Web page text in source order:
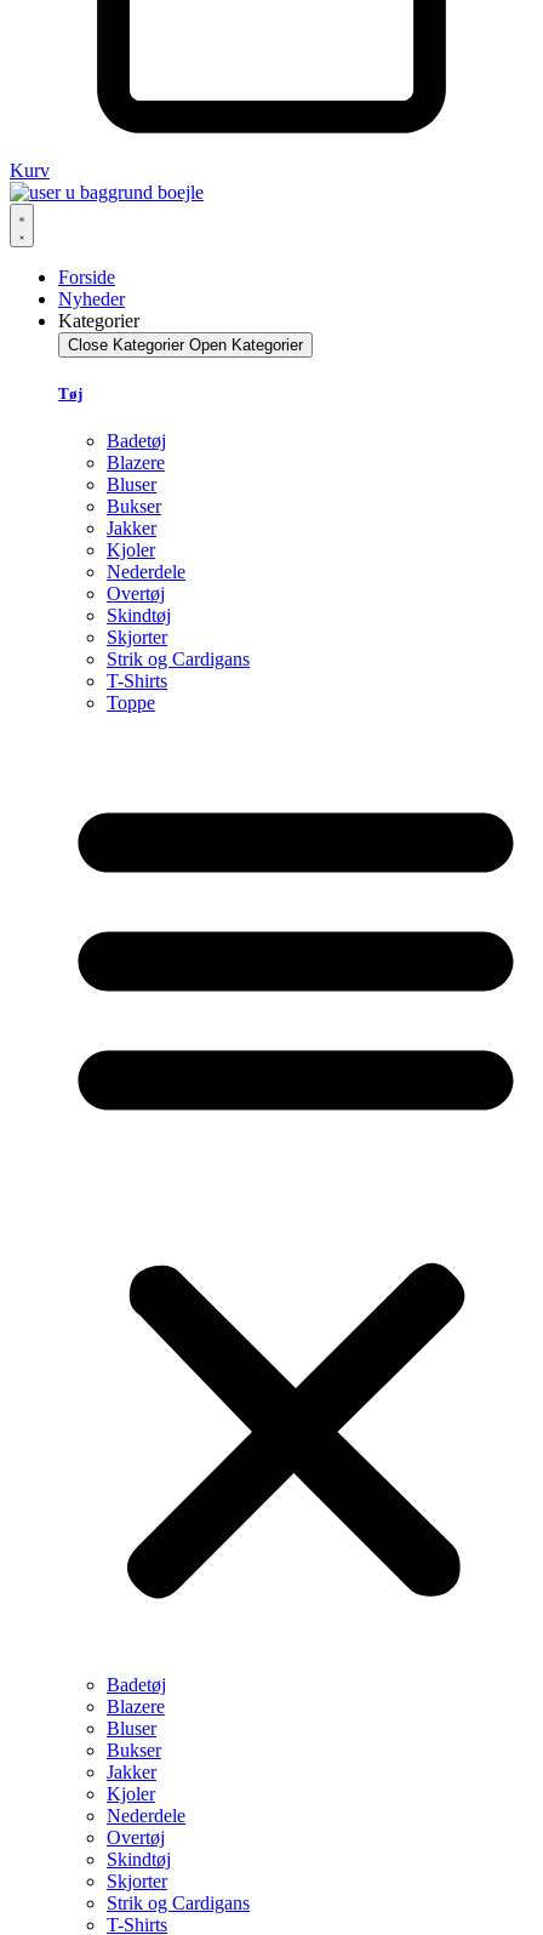
Kurv
Forside
Nyheder
Kategorier
Close Kategorier Open Kategorier
Tøj
Badetøj
Blazere
Bluser
Bukser
Jakker
Kjoler
Nederdele
Overtøj
Skindtøj
Skjorter
Strik og Cardigans
T-Shirts
Toppe
Badetøj
Blazere
Bluser
Bukser
Jakker
Kjoler
Nederdele
Overtøj
Skindtøj
Skjorter
Strik og Cardigans
T-Shirts